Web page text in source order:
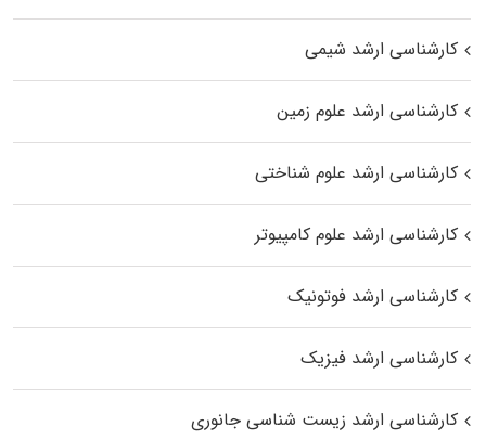
کارشناسی ارشد شیمی
کارشناسی ارشد علوم زمین
کارشناسی ارشد علوم شناختی
کارشناسی ارشد علوم کامپیوتر
کارشناسی ارشد فوتونیک
کارشناسی ارشد فیزیک
کارشناسی ارشد زیست‌ شناسی جانوری